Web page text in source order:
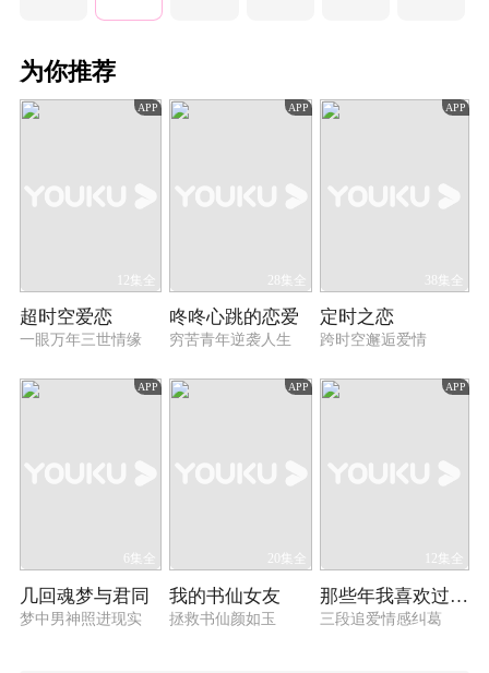
为你推荐
APP
12集全
超时空爱恋
一眼万年三世情缘
APP
28集全
咚咚心跳的恋爱
穷苦青年逆袭人生
APP
38集全
定时之恋
跨时空邂逅爱情
APP
6集全
几回魂梦与君同
梦中男神照进现实
APP
20集全
我的书仙女友
拯救书仙颜如玉
APP
12集全
那些年我喜欢过的男孩
三段追爱情感纠葛